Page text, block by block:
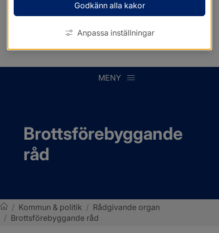
MENY
Brottsförebyggande
råd
Sotenäs kommun
/ Kommun & politik / Rådgivande organ
/ Brottsförebyggande råd
Godkänn alla kakor
Anpassa inställningar